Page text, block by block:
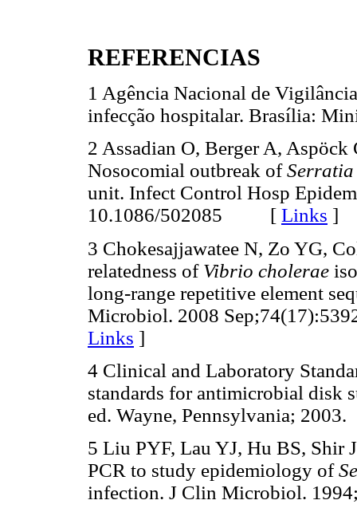
REFERENCIAS
1 Agência Nacional de
infecção hospitalar. Brasília:
2 Assadian O, Berger A,
Nosocomial outbreak ofSerratia
unit. Infect Control Hosp
10.1086/502085 [ Links ]
3 Chokesajjawatee N, Zo YG,
relatedness of Vibrio cholerae
long-range repetitive element
Microbiol. 2008
Links ]
4 Clinical and Laboratory
standards for antimicrobial disk
ed. Wayne, Pennsylvania; 2003.
5 Liu PYF, Lau YJ, Hu BS, Shir
PCR to study epidemiology of
infection. J Clin Microbiol.